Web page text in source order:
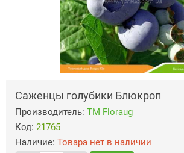
Саженцы голубики Блюкроп
Производитель: ТМ Floraug
Код: 21765
Наличие: Товара нет в наличии